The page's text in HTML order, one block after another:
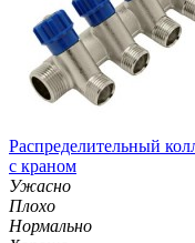
Распределительный
с краном
Ужасно
Плохо
Нормально